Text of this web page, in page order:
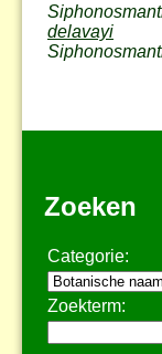
delavayi
Zoeken
Categorie:
Zoekterm: